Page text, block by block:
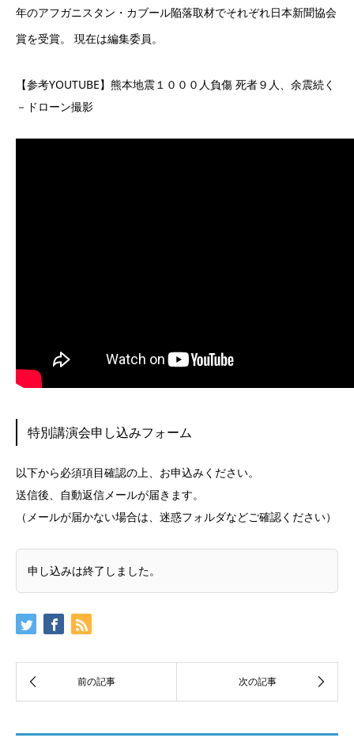
年のアフガニスタン・カブール陥落取材でそれぞれ日本新聞協会
賞を受賞。 現在は編集委員。
【参考YOUTUBE】熊本地震１０００人負傷 死者９人、余震続く
－ドローン撮影
特別講演会申し込みフォーム
以下から必須項目確認の上、お申込みください。
送信後、自動返信メールが届きます。
（メールが届かない場合は、迷惑フォルダなどご確認ください）
申し込みは終了しました。